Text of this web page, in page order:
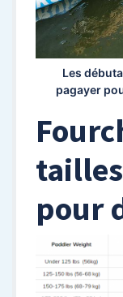
Les
pagayer
pour